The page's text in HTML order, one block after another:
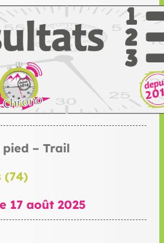
pied – Trail
(74)
17 août 2025